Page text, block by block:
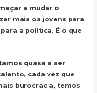
a mudar o
mais os jovens para
a política. É o que
quase a ser
cada vez que
burocracia, temos